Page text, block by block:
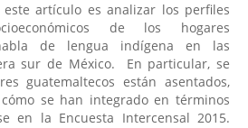
artículo es analizar los perfiles
de los hogares
de lengua indígena en las
sur de México. En particular, se
guatemaltecos están asentados,
se han integrado en términos
en la Encuesta Intercensal 2015.